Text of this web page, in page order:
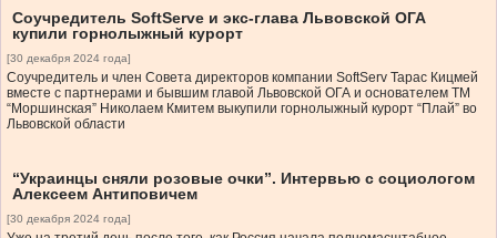
Соучредитель SoftServe и экс-глава Львовской ОГА
купили горнолыжный курорт
[30 декабря 2024 года]
Соучредитель и член Совета директоров компании SoftServ Тарас Кицмей
вместе с партнерами и бывшим главой Львовской ОГА и основателем ТМ
“Моршинская” Николаем Кмитем выкупили горнолыжный курорт “Плай” во
Львовской области
“Украинцы сняли розовые очки”. Интервью с социологом
Алексеем Антиповичем
[30 декабря 2024 года]